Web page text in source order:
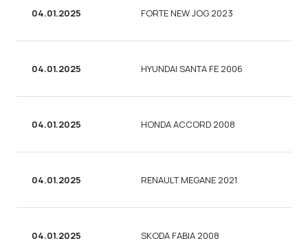
04.01.2025 FORTE NEW JOG 2023
04.01.2025 HYUNDAI SANTA FE 2006
04.01.2025 HONDA ACCORD 2008
04.01.2025 RENAULT MEGANE 2021
04.01.2025 SKODA FABIA 2008